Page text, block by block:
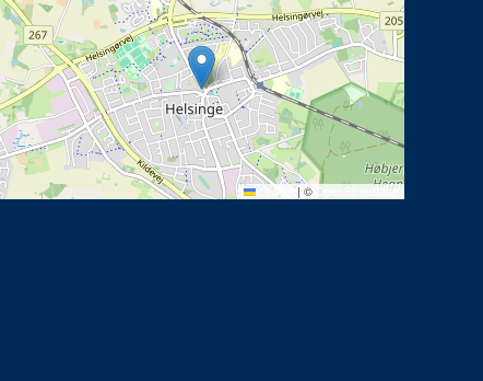
Leaflet | © OpenStreetMap